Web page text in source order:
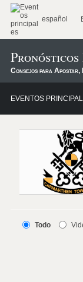
español
Pronósticos
Consejos para Apostar,
EVENTOS
Todo